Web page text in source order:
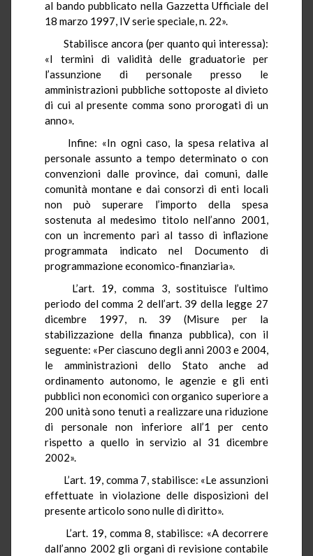
al bando pubblicato nella Gazzetta Ufficiale del
18 marzo 1997, IV serie speciale, n. 22».
Stabilisce ancora (per quanto qui interessa):
«I termini di validità delle graduatorie per
l’assunzione di personale presso le
amministrazioni pubbliche sottoposte al divieto
di cui al presente comma sono prorogati di un
anno».
Infine: «In ogni caso, la spesa relativa al
personale assunto a tempo determinato o con
convenzioni dalle province, dai comuni, dalle
comunità montane e dai consorzi di enti locali
non può superare l’importo della spesa
sostenuta al medesimo titolo nell’anno 2001,
con un incremento pari al tasso di inflazione
programmata indicato nel Documento di
programmazione economico-finanziaria».
L’art. 19, comma 3, sostituisce l’ultimo
periodo del comma 2 dell’art. 39 della legge 27
dicembre 1997, n. 39 (Misure per la
stabilizzazione della finanza pubblica), con il
seguente: «Per ciascuno degli anni 2003 e 2004,
le amministrazioni dello Stato anche ad
ordinamento autonomo, le agenzie e gli enti
pubblici non economici con organico superiore a
200 unità sono tenuti a realizzare una riduzione
di personale non inferiore all’1 per cento
rispetto a quello in servizio al 31 dicembre
2002».
L’art. 19, comma 7, stabilisce: «Le assunzioni
effettuate in violazione delle disposizioni del
presente articolo sono nulle di diritto».
L’art. 19, comma 8, stabilisce: «A decorrere
dall’anno 2002 gli organi di revisione contabile